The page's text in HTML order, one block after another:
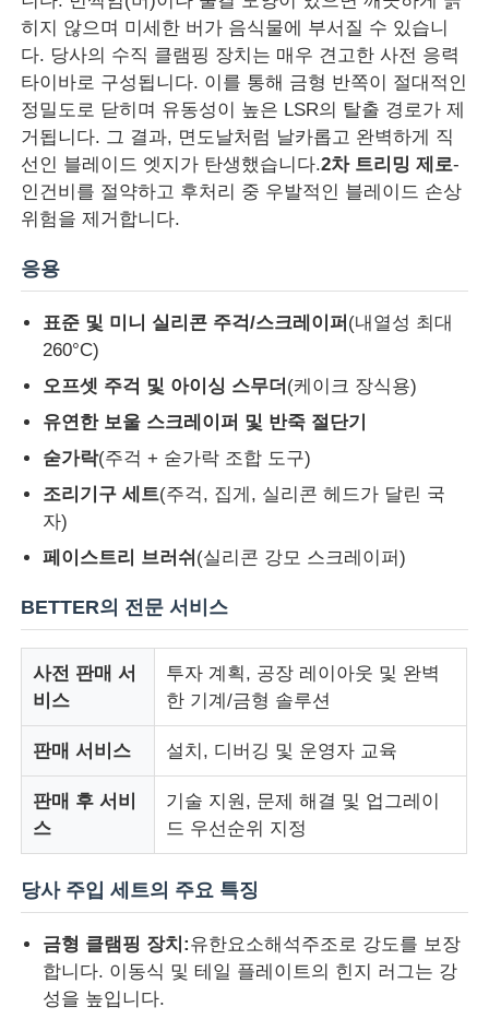
실리콘 주사형조기
LSR 투여 시스템
오버 폼 머신
사출 성형기 액세서리
액체 실리콘 고무 주사형조
실리콘 고무 주사형조
히지 않으며 미세한 버가 음식물에 부서질 수 있습니
다. 당사의 수직 클램핑 장치는 매우 견고한 사전 응력
타이바로 구성됩니다. 이를 통해 금형 반쪽이 절대적인
정밀도로 닫히며 유동성이 높은 LSR의 탈출 경로가 제
거됩니다. 그 결과, 면도날처럼 날카롭고 완벽하게 직
선인 블레이드 엣지가 탄생했습니다.2차 트리밍 제로-
인건비를 절약하고 후처리 중 우발적인 블레이드 손상
위험을 제거합니다.
응용
표준 및 미니 실리콘 주걱/스크레이퍼 (내열성 최대
260°C)
오프셋 주걱 및 아이싱 스무더 (케이크 장식용)
유연한 보울 스크레이퍼 및 반죽 절단기
숟가락(주걱 + 숟가락 조합 도구)
조리기구 세트(주걱, 집게, 실리콘 헤드가 달린 국
자)
페이스트리 브러쉬 (실리콘 강모 스크레이퍼)
BETTER의 전문 서비스
사전 판매 서
비스
투자 계획, 공장 레이아웃 및 완벽
한 기계/금형 솔루션
판매 서비스 설치, 디버깅 및 운영자 교육
판매 후 서비
스
기술 지원, 문제 해결 및 업그레이
드 우선순위 지정
당사 주입 세트의 주요 특징
금형 클램핑 장치:유한요소해석주조로 강도를 보장
합니다. 이동식 및 테일 플레이트의 힌지 러그는 강
성을 높입니다.